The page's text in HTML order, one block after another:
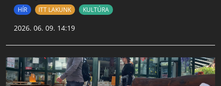
HÍR ITT LAKUNK KULTÚRA
2026. 06. 09. 14:19